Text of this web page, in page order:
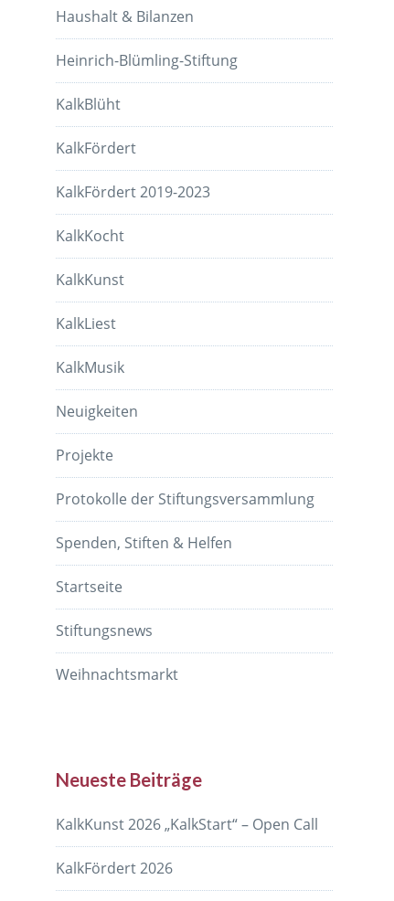
Haushalt & Bilanzen
Heinrich-Blümling-Stiftung
KalkBlüht
KalkFördert
KalkFördert 2019-2023
KalkKocht
KalkKunst
KalkLiest
KalkMusik
Neuigkeiten
Projekte
Protokolle der Stiftungsversammlung
Spenden, Stiften & Helfen
Startseite
Stiftungsnews
Weihnachtsmarkt
Neueste Beiträge
KalkKunst 2026 „KalkStart“ – Open Call
KalkFördert 2026